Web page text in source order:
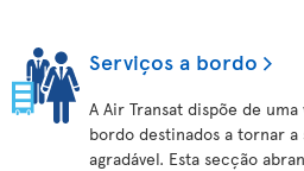
Serviços a bordo
A Air Transat dispõe de
bordo destinados a tornar a
agradável. Esta secção